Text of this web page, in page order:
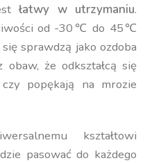
łatwy w utrzymaniu.
od -30℃ do 45℃
sprawdzą jako ozdoba
że odkształcą się
popękają na mrozie
kształtowi
pasować do każdego